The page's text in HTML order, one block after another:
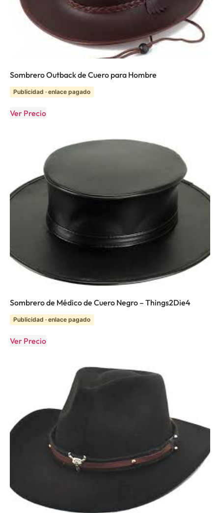
Sombrero Outback de Cuero para Hombre
Publicidad · enlace pagado
Ver Precio
Sombrero de Médico de Cuero Negro – Things2Die4
Publicidad · enlace pagado
Ver Precio